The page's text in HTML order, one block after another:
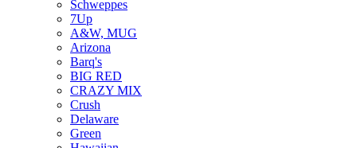
Schweppes
7Up
A&W, MUG
Arizona
Barq's
BIG RED
CRAZY MIX
Crush
Delaware
Green